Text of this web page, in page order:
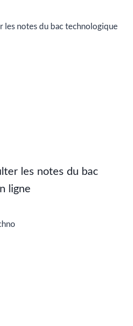
les notes du bac
ligne